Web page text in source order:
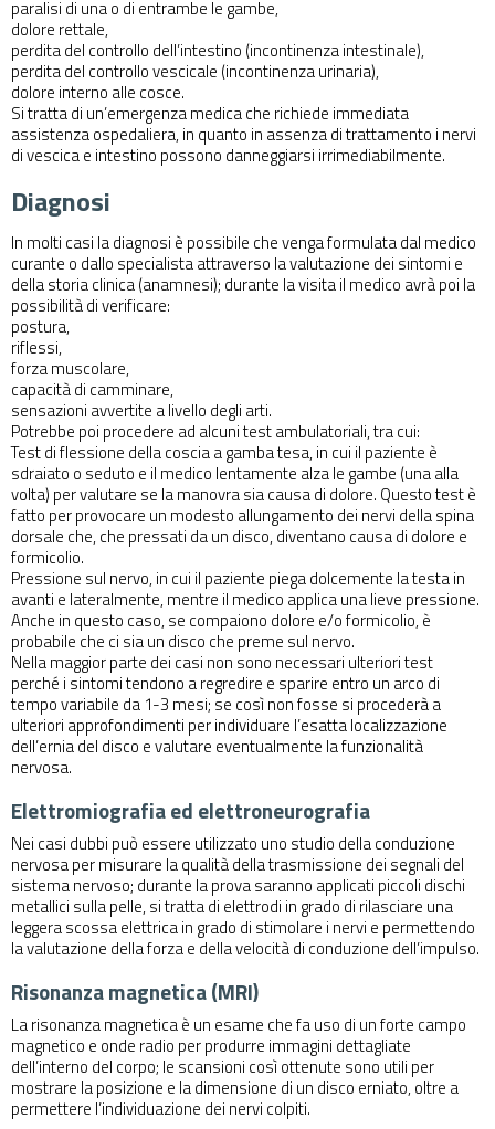
paralisi di una o di entrambe le gambe,
dolore rettale,
perdita del controllo dell’intestino (incontinenza intestinale),
perdita del controllo vescicale (incontinenza urinaria),
dolore interno alle cosce.
Si tratta di un’emergenza medica che richiede immediata
assistenza ospedaliera, in quanto in assenza di trattamento i nervi
di vescica e intestino possono danneggiarsi irrimediabilmente.
Diagnosi
In molti casi la diagnosi è possibile che venga formulata dal medico
curante o dallo specialista attraverso la valutazione dei sintomi e
della storia clinica (anamnesi); durante la visita il medico avrà poi la
possibilità di verificare:
postura,
riflessi,
forza muscolare,
capacità di camminare,
sensazioni avvertite a livello degli arti.
Potrebbe poi procedere ad alcuni test ambulatoriali, tra cui:
Test di flessione della coscia a gamba tesa, in cui il paziente è
sdraiato o seduto e il medico lentamente alza le gambe (una alla
volta) per valutare se la manovra sia causa di dolore. Questo test è
fatto per provocare un modesto allungamento dei nervi della spina
dorsale che, che pressati da un disco, diventano causa di dolore e
formicolio.
Pressione sul nervo, in cui il paziente piega dolcemente la testa in
avanti e lateralmente, mentre il medico applica una lieve pressione.
Anche in questo caso, se compaiono dolore e/o formicolio, è
probabile che ci sia un disco che preme sul nervo.
Nella maggior parte dei casi non sono necessari ulteriori test
perché i sintomi tendono a regredire e sparire entro un arco di
tempo variabile da 1-3 mesi; se così non fosse si procederà a
ulteriori approfondimenti per individuare l’esatta localizzazione
dell’ernia del disco e valutare eventualmente la funzionalità
nervosa.
Elettromiografia ed elettroneurografia
Nei casi dubbi può essere utilizzato uno studio della conduzione
nervosaper misurare la qualità della trasmissione dei segnali del
sistema nervoso; durante la prova saranno applicati piccoli dischi
metallici sulla pelle, si tratta di elettrodi in grado di rilasciare una
leggera scossa elettrica in grado di stimolare i nervi e permettendo
la valutazione della forza e della velocità di conduzione dell’impulso.
Risonanza magnetica (MRI)
Larisonanza magneticaè un esame che fa uso di un forte campo
magnetico e onde radio per produrre immagini dettagliate
dell’interno del corpo; le scansioni così ottenute sono utili per
mostrare la posizione e la dimensione di un disco erniato, oltre a
permettere l’individuazione dei nervi colpiti.